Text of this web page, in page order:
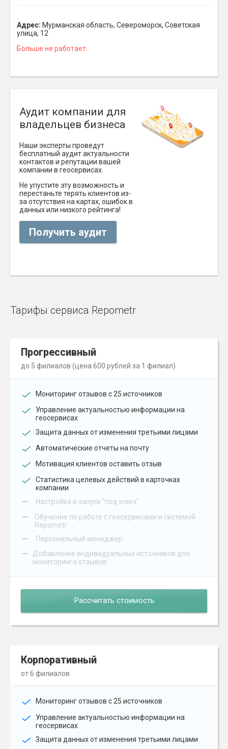
Адрес: Мурманская область, Североморск, Советская
улица, 12
Больше не работает.
Аудит компании для
владельцев бизнеса
Наши эксперты проведут
бесплатный аудит актуальности
контактов и репутации вашей
компании в геосервисах.
Не упустите эту возможность и
перестаньте терять клиентов из-
за отсутствия на картах, ошибок в
данных или низкого рейтинга!
Получить аудит
Тарифы сервиса Repometr
Прогрессивный
до 5 филиалов (цена 600 рублей за 1 филиал)
Мониторинг отзывов с 25 источников
Управление актуальностью информации на
геосервисах
Защита данных от изменения третьими лицами
Автоматические отчеты на почту
Мотивация клиентов оставить отзыв
Статистика целевых действий в карточках
компании
– Настройка и запуск "под ключ"
–
Обучение по работе с геосервисами и системой
Repometr
– Персональный менеджер
–
Добавление индивидуальных источников для
мониторинга отзывов
Рассчитать стоимость
Корпоративный
от 6 филиалов
Мониторинг отзывов с 25 источников
Управление актуальностью информации на
геосервисах
Защита данных от изменения третьими лицами